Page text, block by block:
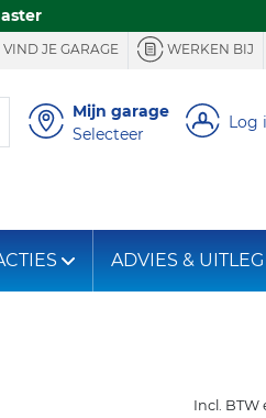
VIND JE GARAGE WERKEN BIJ
Mijn garage
Selecteer
Log
ADVIES & UITLEG
Incl.